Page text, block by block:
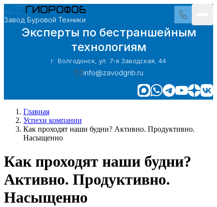
Завод Буровой Техники
Эксперты по бестраншейным
технологиям
г. Волгодонск, ул. 7-я Заводская, 44
info@zavodgnb.ru
Главная
Успехи компании
Как проходят наши будни? Активно. Продуктивно.
Насыщенно
Как проходят наши будни?
Активно. Продуктивно.
Насыщенно